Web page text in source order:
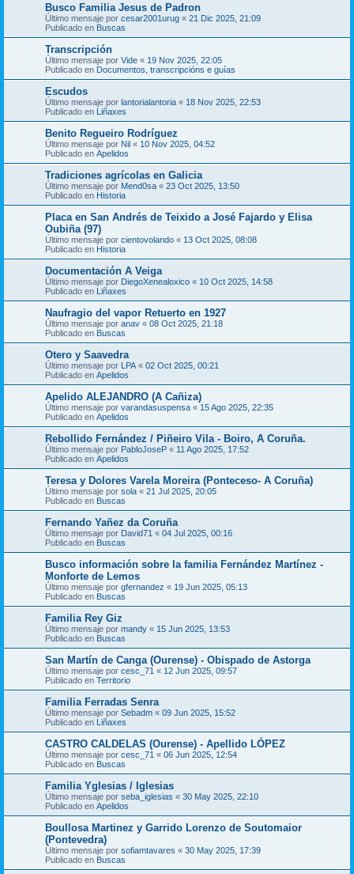
Busco Familia Jesus de Padron
Último mensaje por cesar2001urug « 21 Dic 2025, 21:09
Publicado en Buscas
Transcripción
Último mensaje por Vide « 19 Nov 2025, 22:05
Publicado en Documentos, transcripcións e guías
Escudos
Último mensaje por lantorialantoria « 18 Nov 2025, 22:53
Publicado en Liñaxes
Benito Regueiro Rodríguez
Último mensaje por Nil « 10 Nov 2025, 04:52
Publicado en Apelidos
Tradiciones agrícolas en Galicia
Último mensaje por Mend0sa « 23 Oct 2025, 13:50
Publicado en Historia
Placa en San Andrés de Teixido a José Fajardo y Elisa
Oubiña (97)
Último mensaje por cientovolando « 13 Oct 2025, 08:08
Publicado en Historia
Documentación A Veiga
Último mensaje por DiegoXenealoxico « 10 Oct 2025, 14:58
Publicado en Liñaxes
Naufragio del vapor Retuerto en 1927
Último mensaje por anav « 08 Oct 2025, 21:18
Publicado en Buscas
Otero y Saavedra
Último mensaje por LPA « 02 Oct 2025, 00:21
Publicado en Apelidos
Apelido ALEJANDRO (A Cañiza)
Último mensaje por varandasuspensa « 15 Ago 2025, 22:35
Publicado en Apelidos
Rebollido Fernández / Piñeiro Vila - Boiro, A Coruña.
Último mensaje por PabloJoseP « 11 Ago 2025, 17:52
Publicado en Apelidos
Teresa y Dolores Varela Moreira (Ponteceso- A Coruña)
Último mensaje por sola « 21 Jul 2025, 20:05
Publicado en Buscas
Fernando Yañez da Coruña
Último mensaje por David71 « 04 Jul 2025, 00:16
Publicado en Buscas
Busco información sobre la familia Fernández Martínez -
Monforte de Lemos
Último mensaje por gfernandez « 19 Jun 2025, 05:13
Publicado en Buscas
Familia Rey Giz
Último mensaje por mandy « 15 Jun 2025, 13:53
Publicado en Buscas
San Martín de Canga (Ourense) - Obispado de Astorga
Último mensaje por cesc_71 « 12 Jun 2025, 09:57
Publicado en Territorio
Familia Ferradas Senra
Último mensaje por Sebadm « 09 Jun 2025, 15:52
Publicado en Liñaxes
CASTRO CALDELAS (Ourense) - Apellido LÓPEZ
Último mensaje por cesc_71 « 06 Jun 2025, 12:54
Publicado en Buscas
Familia Yglesias / Iglesias
Último mensaje por seba_iglesias « 30 May 2025, 22:10
Publicado en Apelidos
Boullosa Martinez y Garrido Lorenzo de Soutomaior
(Pontevedra)
Último mensaje por sofiamtavares « 30 May 2025, 17:39
Publicado en Buscas